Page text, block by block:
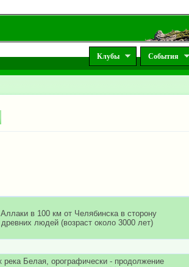
Клубы События
в 100 км от Челябинска в сторону
людей (возраст около 3000 лет)
река Белая, орографически - продолжение